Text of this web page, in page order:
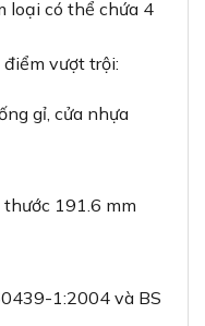
loại có thể chứa 4
vượt trội:
gỉ, cửa nhựa
191.6 mm
1:2004 và BS